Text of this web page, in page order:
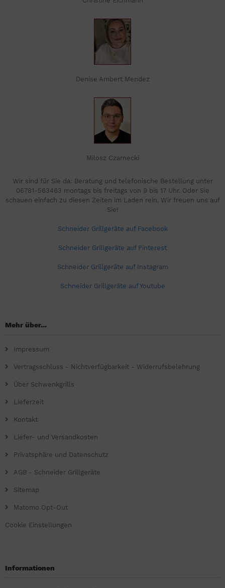
Denise Ambert Mendez
Milosz Czarnecki
Wir sind für Sie da: Beratung und telefonische Bestellung unter
06781-563463 montags bis freitags von 9 bis 17 Uhr. Oder Sie
schauen einfach zu diesen Zeiten im Laden rein. Wir freuen uns auf
Sie!
Schneider Grillgeräte auf Facebook
Schneider Grillgeräte auf Pinterest
Schneider Grillgeräte auf Instagram
Schneider Grillgeräte auf Youtube
Mehr über...
Impressum
Vertragsschluss - Nichtverfügbarkeit - Widerrufsbelehrung
Über Schwenkgrills
Lieferzeit
Kontakt
Liefer- und Versandkosten
Privatsphäre und Datenschutz
AGB - Schneider Grillgeräte
Sitemap
Matomo Opt-Out
Cookie Einstellungen
Informationen